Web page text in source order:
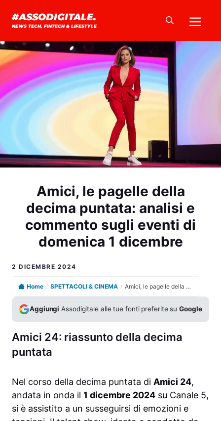
#ASSODIGITALE.
NEWS TECH, FINTECH & LIFESTYLE
Amici, le pagelle della
decima puntata: analisi e
commento sugli eventi di
domenica 1 dicembre
2 DICEMBRE 2024
Home / SPETTACOLI & CINEMA / Amici, le pagelle della decima puntata: analisi e commento sugli eventi di domenica 1 dicembre
Aggiungi Assodigitale alle tue fonti preferite suGoogle
Amici 24: riassunto della decima
puntata
Nel corso della decima puntata di Amici 24,
andata in onda il 1 dicembre 2024 su Canale 5,
si è assistito a un susseguirsi di emozioni e